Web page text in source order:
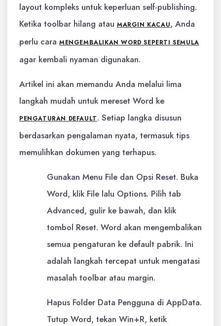
layout kompleks untuk keperluan self-publishing.
Ketika toolbar hilang atau MARGIN KACAU, Anda
perlu cara MENGEMBALIKAN WORD SEPERTI SEMULA
agar kembali nyaman digunakan.
Artikel ini akan memandu Anda melalui lima
langkah mudah untuk mereset Word ke
PENGATURAN DEFAULT. Setiap langka disusun
berdasarkan pengalaman nyata, termasuk tips
memulihkan dokumen yang terhapus.
Gunakan Menu File dan Opsi Reset. Buka
Word, klik File lalu Options. Pilih tab
Advanced, gulir ke bawah, dan klik
tombol Reset. Word akan mengembalikan
semua pengaturan ke default pabrik. Ini
adalah langkah tercepat untuk mengatasi
masalah toolbar atau margin.
Hapus Folder Data Pengguna di AppData.
Tutup Word, tekan Win+R, ketik